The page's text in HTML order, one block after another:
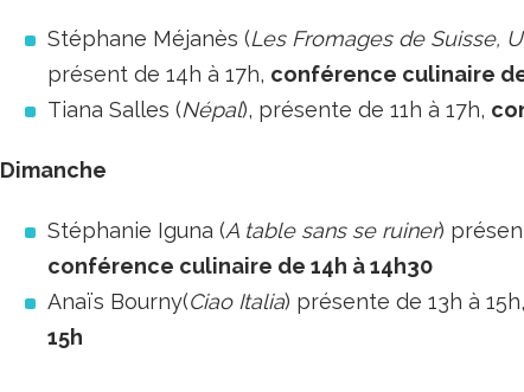
Stéphane Méjanès (Les Fromages de Suisse,
présent de 14h à 17h, conférence culinaire de
Tiana Salles (Népal), présente de 11h à 17h,
Dimanche
Stéphanie Iguna (A table sans se ruiner)
conférence culinaire de 14h à 14h30
Anaïs Bourny(Ciao Italia) présente de 13h à 15h,
15h